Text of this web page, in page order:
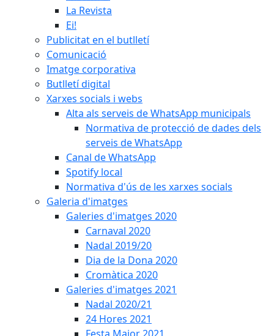
La Revista
Ei!
Publicitat en el butlletí
Comunicació
Imatge corporativa
Butlletí digital
Xarxes socials i webs
Alta als serveis de WhatsApp municipals
Normativa de protecció de dades dels
serveis de WhatsApp
Canal de WhatsApp
Spotify local
Normativa d'ús de les xarxes socials
Galeria d'imatges
Galeries d'imatges 2020
Carnaval 2020
Nadal 2019/20
Dia de la Dona 2020
Cromàtica 2020
Galeries d'imatges 2021
Nadal 2020/21
24 Hores 2021